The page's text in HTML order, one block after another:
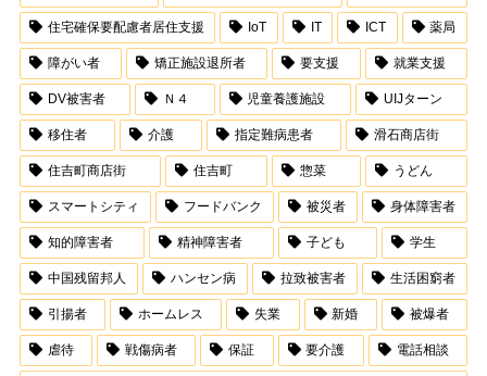
住宅確保要配慮者居住支援 IoT IT ICT 薬局
障がい者 矯正施設退所者 要支援 就業支援
DV被害者 Ｎ４ 児童養護施設 UIJターン
移住者 介護 指定難病患者 滑石商店街
住吉町商店街 住吉町 惣菜 うどん
スマートシティ フードバンク 被災者 身体障害者
知的障害者 精神障害者 子ども 学生
中国残留邦人 ハンセン病 拉致被害者 生活困窮者
引揚者 ホームレス 失業 新婚 被爆者
虐待 戦傷病者 保証 要介護 電話相談